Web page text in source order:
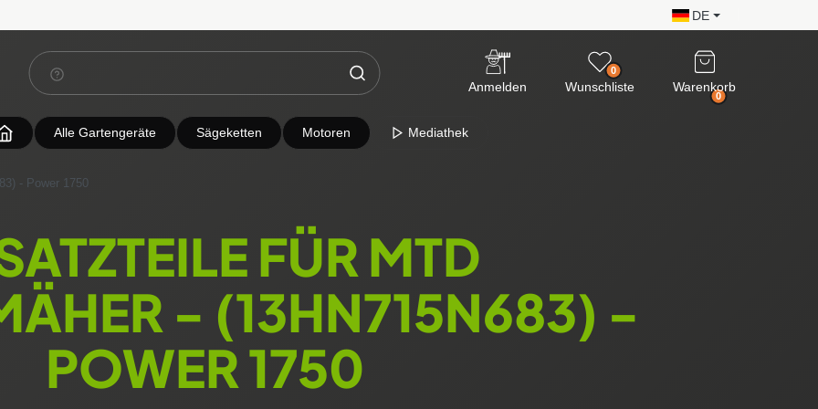
DE
Anmelden
0
Wunschliste
0
Warenkorb
Alle Gartengeräte Sägeketten Motoren Mediathek
- Power 1750
FÜR MTD
- (13HN715N683) -
POWER 1750